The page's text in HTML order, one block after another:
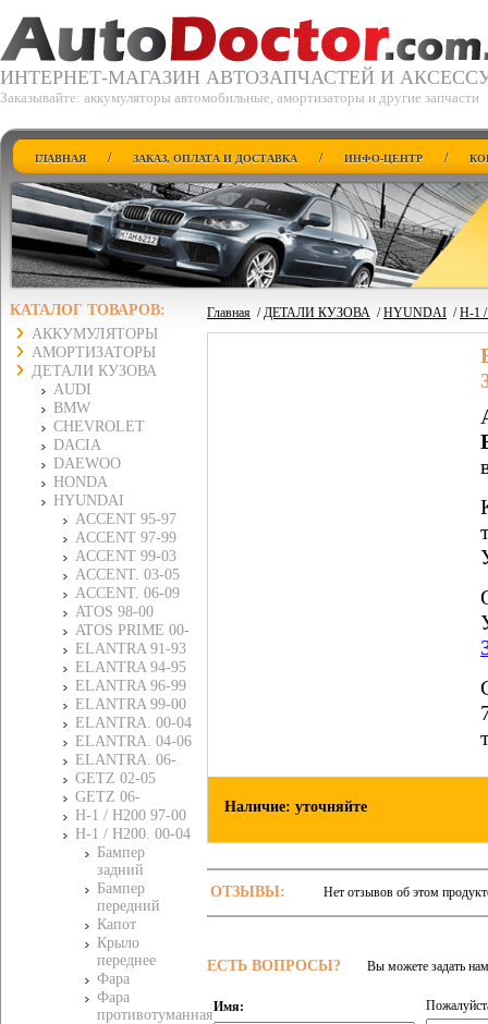
ИНТЕРНЕТ-МАГАЗИН АВТОЗАПЧАСТЕЙ И
Заказывайте: аккумуляторы автомобильные, амортизаторы и другие запчасти
ГЛАВНАЯ / ЗАКАЗ, ОПЛАТА И ДОСТАВКА / ИНФО-ЦЕНТР /
КАТАЛОГ ТОВАРОВ:
АККУМУЛЯТОРЫ
АМОРТИЗАТОРЫ
ДЕТАЛИ КУЗОВА
AUDI
BMW
CHEVROLET
DACIA
DAEWOO
HONDA
HYUNDAI
ACCENT 95-97
ACCENT 97-99
ACCENT 99-03
ACCENT. 03-05
ACCENT. 06-09
ATOS 98-00
ATOS PRIME 00-
ELANTRA 91-93
ELANTRA 94-95
ELANTRA 96-99
ELANTRA 99-00
ELANTRA. 00-04
ELANTRA. 04-06
ELANTRA. 06-
GETZ 02-05
GETZ 06-
H-1 / H200 97-00
H-1 / H200. 00-04
Бампер
задний
Бампер
передний
Капот
Крыло
переднее
Фара
Фара
противотуманная
Главная /ДЕТАЛИ КУЗОВА /HYUNDAI /H-1
Наличие: уточняйте
ОТЗЫВЫ: Нет отзывов об этом
ЕСТЬ ВОПРОСЫ? Вы можете задать
Имя: